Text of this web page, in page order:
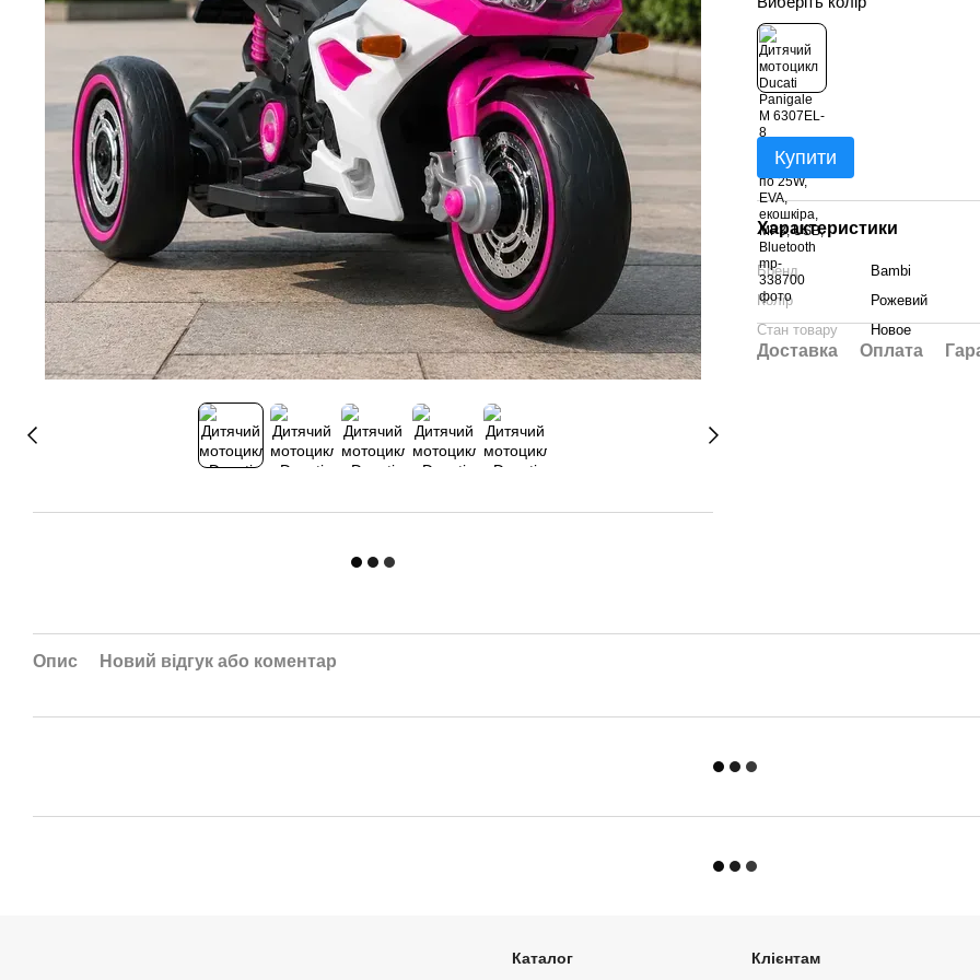
Купити
Характеристики
Бренд
Bambi
Колір
Рожевий
Стан товару
Новое
Доставка Оплата
Опис Новий відгук або коментар
Каталог Клієнтам